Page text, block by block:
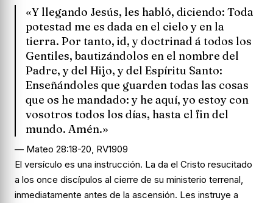
«Y llegando Jesús, les habló, diciendo: Toda
potestad me es dada en el cielo y en la
tierra. Por tanto, id, y doctrinad á todos los
Gentiles, bautizándolos en el nombre del
Padre, y del Hijo, y del Espíritu Santo:
Enseñándoles que guarden todas las cosas
que os he mandado: y he aquí, yo estoy con
vosotros todos los días, hasta el fin del
mundo. Amén.»
— Mateo 28:18-20, RV1909
El versículo es una instrucción. La da el Cristo resucitado
a los once discípulos al cierre de su ministerio terrenal,
inmediatamente antes de la ascensión. Les instruye a